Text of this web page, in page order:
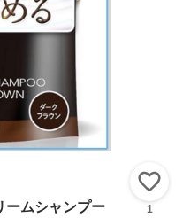
ームシャンプー
1